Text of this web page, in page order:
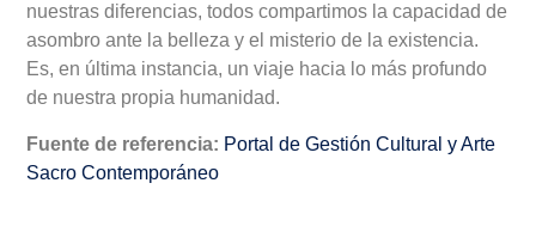
nuestras diferencias, todos compartimos la capacidad de
asombro ante la belleza y el misterio de la existencia.
Es, en última instancia, un viaje hacia lo más profundo
de nuestra propia humanidad.
Fuente de referencia: Portal de Gestión Cultural y Arte
Sacro Contemporáneo